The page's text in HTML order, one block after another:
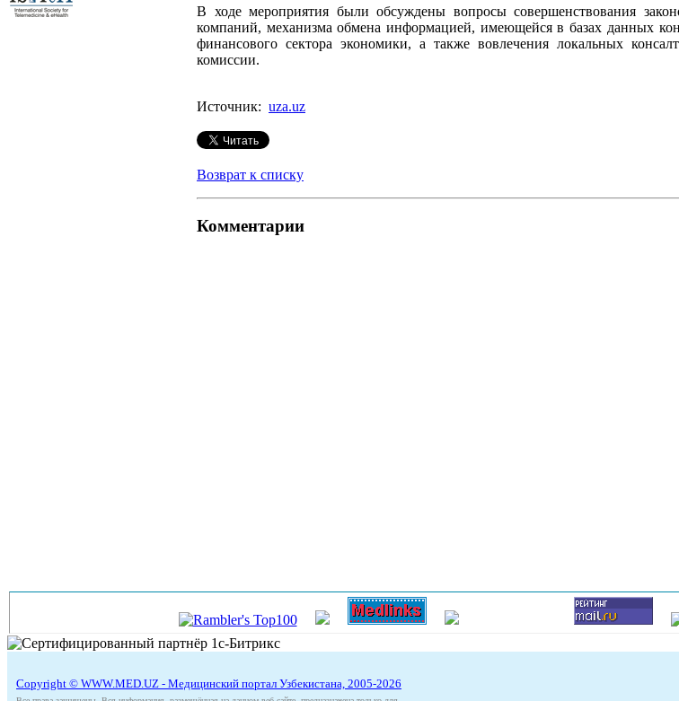
В ходе мероприятия были обсуждены вопросы совершенствования
компаний, механизма обмена информацией, имеющейся в базах данных
финансового сектора экономики, а также вовлечения локальных
комиссии.
Источник: uza.uz
Возврат к списку
Комментарии
Copyright © WWW.MED.UZ - Медицинский портал Узбекистана, 2005-2026